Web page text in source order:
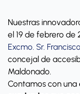
Nuestras
el 19 de febrero de
Excmo. Sr.
concejal de
Maldonado.
Contamos con una